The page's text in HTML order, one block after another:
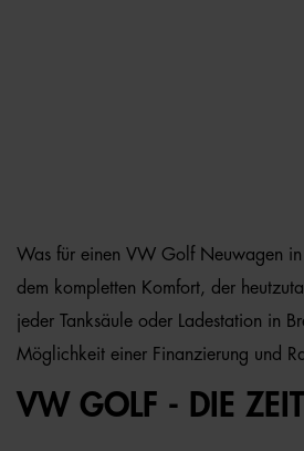
Was für einen VW Golf Neuwagen in
dem kompletten Komfort, der
jeder Tanksäule oder Ladestation in
Möglichkeit einer Finanzierung und
VW GOLF - DIE